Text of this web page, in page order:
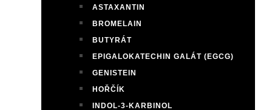
ASTAXANTIN
BROMELAIN
BUTYRÁT
EPIGALOKATECHIN GALÁT (EGCG)
GENISTEIN
HOŘČÍK
INDOL-3-KARBINOL